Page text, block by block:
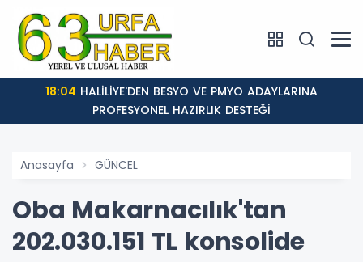
18:04
PROFESYONEL HAZIRLIK DESTEĞİ
Anasayfa GÜNCEL
Oba Makarnacılık'tan
202.030.151 TL konsolide